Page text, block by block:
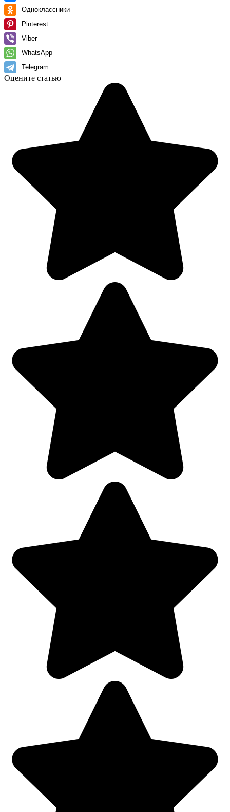
Одноклассники
Pinterest
Viber
WhatsApp
Telegram
Оцените статью